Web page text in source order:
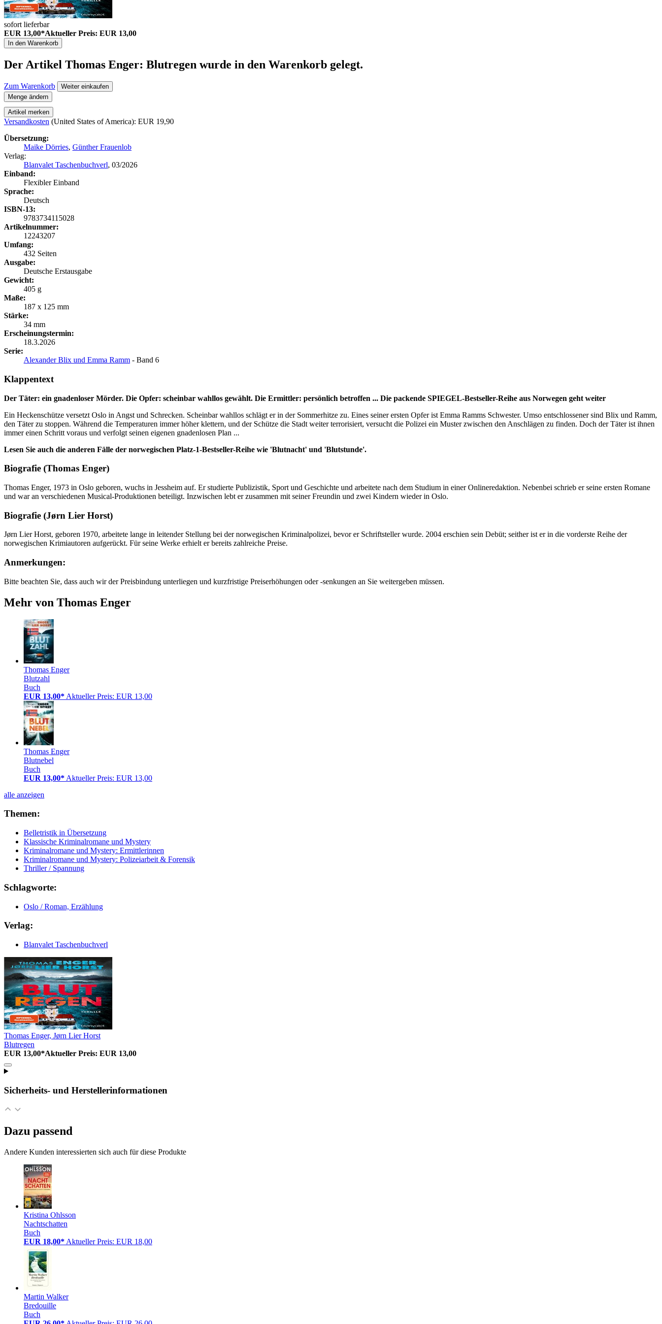
sofort lieferbar
EUR 13,00*Aktueller Preis: EUR 13,00
In den Warenkorb
Der Artikel Thomas Enger: Blutregen wurde in den Warenkorb gelegt.
Zum Warenkorb
Weiter einkaufen
Menge ändern
Artikel merken
Versandkosten (United States of America): EUR 19,90
Übersetzung:
Maike Dörries, Günther Frauenlob
Verlag:
Blanvalet Taschenbuchverl, 03/2026
Einband:
Flexibler Einband
Sprache:
Deutsch
ISBN-13:
9783734115028
Artikelnummer:
12243207
Umfang:
432 Seiten
Ausgabe:
Deutsche Erstausgabe
Gewicht:
405 g
Maße:
187 x 125 mm
Stärke:
34 mm
Erscheinungstermin:
18.3.2026
Serie:
Alexander Blix und Emma Ramm - Band 6
Klappentext
Der Täter: ein gnadenloser Mörder. Die Opfer: scheinbar wahllos gewählt. Die Ermittler: persönlich betroffen ... Die packende SPIEGEL-Bestseller-Reihe aus Norwegen geht weiter
Ein Heckenschütze versetzt Oslo in Angst und Schrecken. Scheinbar wahllos schlägt er in der Sommerhitze zu. Eines seiner ersten Opfer ist Emma Ramms Schwester. Umso entschlossener sind Blix und Ramm,
den Täter zu stoppen. Während die Temperaturen immer höher klettern, und der Schütze die Stadt weiter terrorisiert, versucht die Polizei ein Muster zwischen den Anschlägen zu finden. Doch der Täter ist ihnen
immer einen Schritt voraus und verfolgt seinen eigenen gnadenlosen Plan ...
Lesen Sie auch die anderen Fälle der norwegischen Platz-1-Bestseller-Reihe wie 'Blutnacht' und 'Blutstunde'.
Biografie (Thomas Enger)
Thomas Enger, 1973 in Oslo geboren, wuchs in Jessheim auf. Er studierte Publizistik, Sport und Geschichte und arbeitete nach dem Studium in einer Onlineredaktion. Nebenbei schrieb er seine ersten Romane
und war an verschiedenen Musical-Produktionen beteiligt. Inzwischen lebt er zusammen mit seiner Freundin und zwei Kindern wieder in Oslo.
Biografie (Jørn Lier Horst)
Jørn Lier Horst, geboren 1970, arbeitete lange in leitender Stellung bei der norwegischen Kriminalpolizei, bevor er Schriftsteller wurde. 2004 erschien sein Debüt; seither ist er in die vorderste Reihe der
norwegischen Krimiautoren aufgerückt. Für seine Werke erhielt er bereits zahlreiche Preise.
Anmerkungen:
Bitte beachten Sie, dass auch wir der Preisbindung unterliegen und kurzfristige Preiserhöhungen oder -senkungen an Sie weitergeben müssen.
Mehr von Thomas Enger
Thomas Enger
Blutzahl
Buch
EUR 13,00* Aktueller Preis: EUR 13,00
Thomas Enger
Blutnebel
Buch
EUR 13,00* Aktueller Preis: EUR 13,00
alle anzeigen
Themen:
Belletristik in Übersetzung
Klassische Kriminalromane und Mystery
Kriminalromane und Mystery: Ermittlerinnen
Kriminalromane und Mystery: Polizeiarbeit & Forensik
Thriller / Spannung
Schlagworte:
Oslo / Roman, Erzählung
Verlag:
Blanvalet Taschenbuchverl
Thomas Enger, Jørn Lier Horst
Blutregen
EUR 13,00*Aktueller Preis: EUR 13,00
Sicherheits- und Herstellerinformationen
Dazu passend
Andere Kunden interessierten sich auch für diese Produkte
Kristina Ohlsson
Nachtschatten
Buch
EUR 18,00* Aktueller Preis: EUR 18,00
Martin Walker
Bredouille
Buch